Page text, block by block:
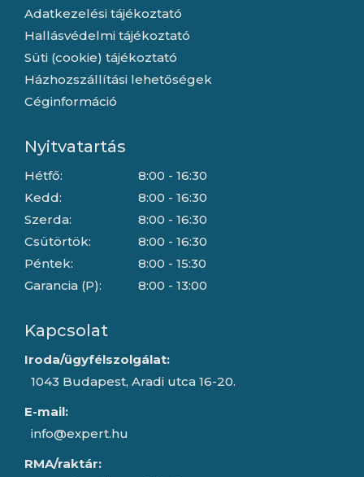
Adatkezelési tájékoztató
Hallásvédelmi tájékoztató
Süti (cookie) tájékoztató
Házhozszállítási lehetőségek
Céginformáció
Nyitvatartás
Hétfő:
Kedd:
Szerda:
Csütörtök:
Péntek:
Garancia (P):
8:00 - 16:30
8:00 - 16:30
8:00 - 16:30
8:00 - 16:30
8:00 - 15:30
8:00 - 13:00
Kapcsolat
Iroda/ügyfélszolgálat:
1043 Budapest, Aradi utca 16-20.
E-mail:
info@expert.hu
RMA/raktár: